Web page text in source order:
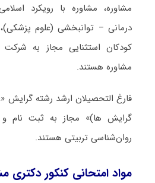
مشاوره، مشاوره با رویکرد
درمانی – توانبخشی (علوم
کودکان استثنایی مجاز به
مشاوره هستند.
فارغ التحصیلان ارشد رشته
گرایش ها)» مجاز به ثبت نام
روان‌شناسی تربیتی هستند.
مواد امتحانی کنکور دکتری